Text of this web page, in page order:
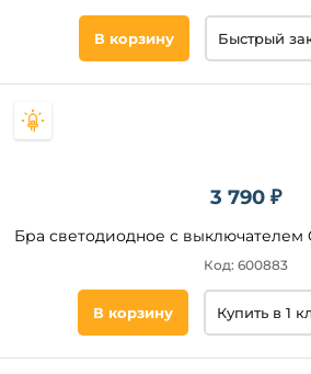
ламп
В корзину Быстрый
3 790 ₽
Бра светодиодное с выключателем
Код: 600883
В корзину Купить в 1